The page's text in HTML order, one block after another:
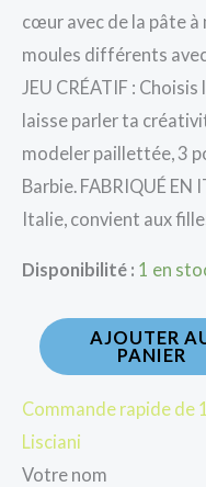
cœur avec de la pâte
moules différents
JEU CRÉATIF :
laisse parler ta
modeler paillettée, 3
Barbie. FABRIQUÉ EN
Italie, convient aux
Disponibilité : 1 en
AJOUTER
PANIER
Commande rapide de
Lisciani
Votre nom